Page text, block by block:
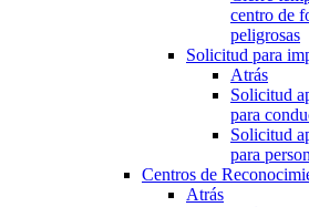
centro de
peligrosas
Solicitud para
Atrás
Solicitud
para
Solicitud
para
Centros de
Atrás